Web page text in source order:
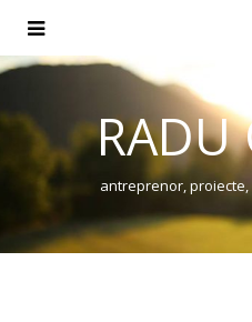
RADU
antreprenor,